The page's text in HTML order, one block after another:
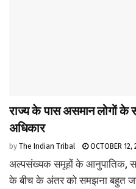
राज्य के पास असमान लोगों के
अधिकार
by The Indian Tribal OCTOBER 12,
अल्पसंख्यक समूहों के आनुपातिक,
के बीच के अंतर को समझना बहुत